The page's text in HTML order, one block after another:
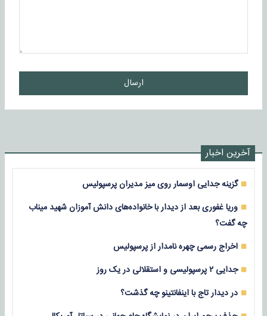
ارسال
آخرین اخبار
گزینه جدایی اوسمار روی میز مدیران پرسپولیس
وریا غفوری بعد از دیدار با خانواده‌های دانش آموزان شهید میناب
چه گفت؟
اخراج رسمی چهره نامدار از پرسپولیس
جدایی ۲ پرسپولیسی و استقلالی در یک روز
در دیدار تاج با اینفانتینو چه گذشت؟